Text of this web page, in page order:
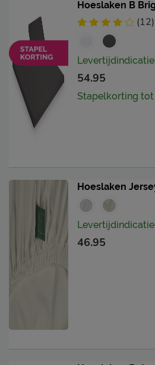
Hoeslaken B
(12)
54.95
Stapelkorting tot
Hoeslaken
46.95